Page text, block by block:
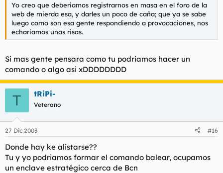
Yo creo que deberiamos registrarnos en masa en el foro de la
web de mierda esa, y darles un poco de caña; que ya se sabe
luego como son esa gente respondiendo a provocaciones, nos
echariamos unas risas.
Si mas gente pensara como tu podriamos hacer un
comando o algo asi xDDDDDDDD
T tRiPi-
Veterano
27 Dic 2003 #16
Donde hay ke alistarse??
Tu y yo podriamos formar el comando balear, ocupamos
un enclave estratégico cerca de Bcn